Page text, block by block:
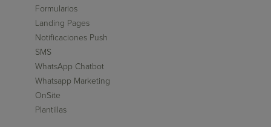
Formularios
Landing Pages
Notificaciones Push
SMS
WhatsApp Chatbot
Whatsapp Marketing
OnSite
Plantillas